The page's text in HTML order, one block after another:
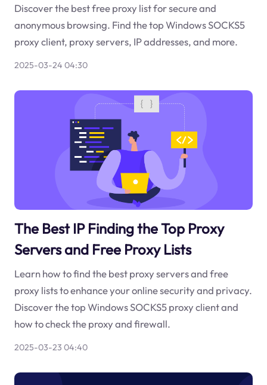
Discover the best free proxy list for secure and
anonymous browsing. Find the top Windows SOCKS5
proxy client, proxy servers, IP addresses, and more.
2025-03-24 04:30
The Best IP Finding the Top Proxy
Servers and Free Proxy Lists
Learn how to find the best proxy servers and free
proxy lists to enhance your online security and privacy.
Discover the top Windows SOCKS5 proxy client and
how to check the proxy and firewall.
2025-03-23 04:40